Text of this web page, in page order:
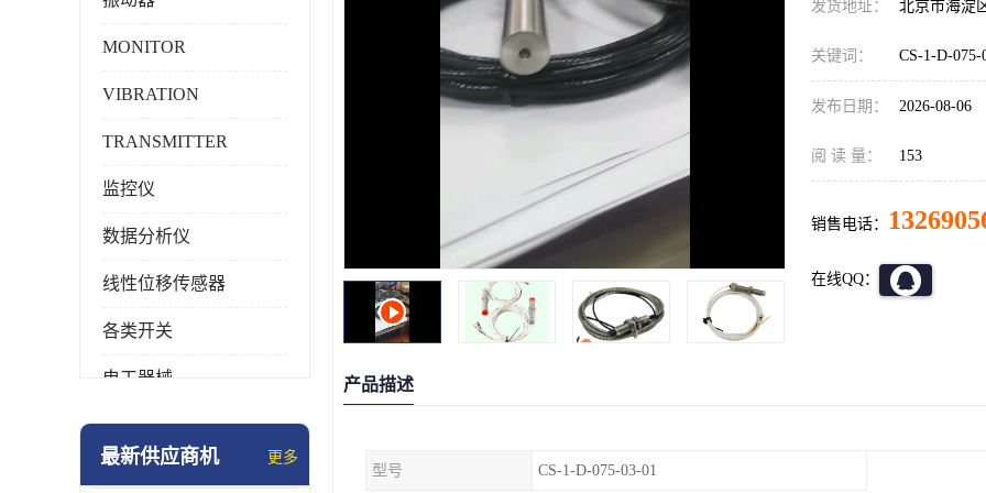
MONITOR
VIBRATION
TRANSMITTER
监控仪
数据分析仪
线性位移传感器
各类开关
电工器械
模块化产品
最新供应商机 更多
发货地址： 北京市海淀
关键词： CS-1-D-
发布日期： 2026-08-06
阅 读 量： 153
销售电话：
在线QQ：
产品描述
型号 CS-1-D-075-03-01